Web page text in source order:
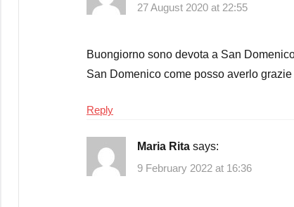
27 August 2020 at 22:55
Buongiorno sono devota a San
San Domenico come posso averlo grazie
Reply
Maria Rita says:
9 February 2022 at 16:36